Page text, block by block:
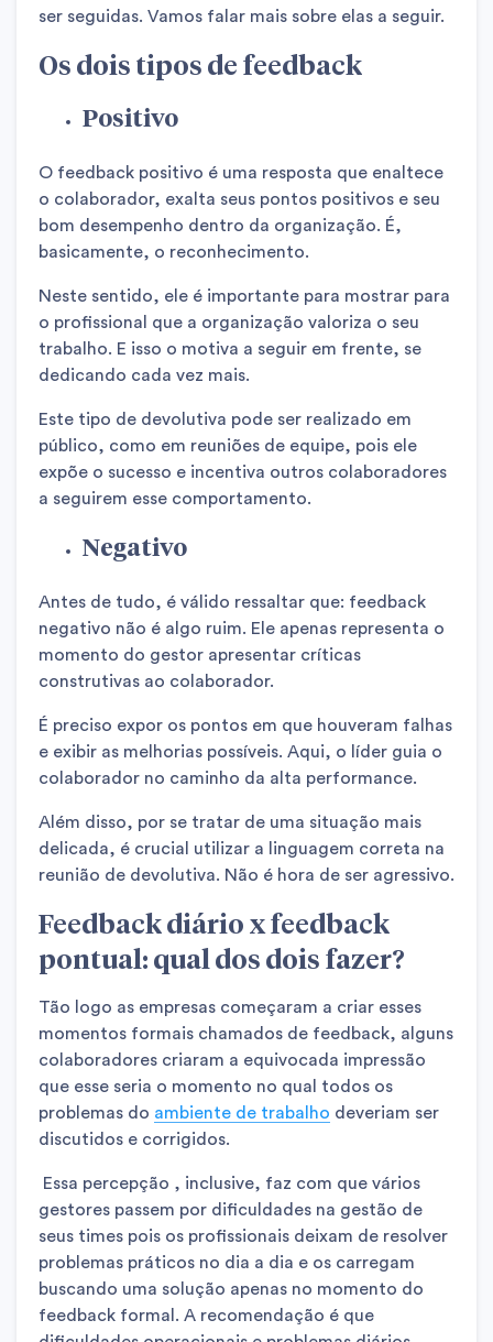
ser seguidas. Vamos falar mais sobre elas a seguir.
Os dois tipos de feedback
Positivo
O feedback positivo é uma resposta que enaltece
o colaborador, exalta seus pontos positivos e seu
bom desempenho dentro da organização. É,
basicamente, o reconhecimento.
Neste sentido, ele é importante para mostrar para
o profissional que a organização valoriza o seu
trabalho. E isso o motiva a seguir em frente, se
dedicando cada vez mais.
Este tipo de devolutiva pode ser realizado em
público, como em reuniões de equipe, pois ele
expõe o sucesso e incentiva outros colaboradores
a seguirem esse comportamento.
Negativo
Antes de tudo, é válido ressaltar que: feedback
negativo não é algo ruim. Ele apenas representa o
momento do gestor apresentar críticas
construtivas ao colaborador.
É preciso expor os pontos em que houveram falhas
e exibir as melhorias possíveis. Aqui, o líder guia o
colaborador no caminho da alta performance.
Além disso, por se tratar de uma situação mais
delicada, é crucial utilizar a linguagem correta na
reunião de devolutiva. Não é hora de ser agressivo.
Feedback diário x feedback
pontual: qual dos dois fazer?
Tão logo as empresas começaram a criar esses
momentos formais chamados de feedback, alguns
colaboradores criaram a equivocada impressão
que esse seria o momento no qual todos os
problemas do ambiente de trabalho deveriam ser
discutidos e corrigidos.
Essa percepção , inclusive, faz com que vários
gestores passem por dificuldades na gestão de
seus times pois os profissionais deixam de resolver
problemas práticos no dia a dia e os carregam
buscando uma solução apenas no momento do
feedback formal. A recomendação é que